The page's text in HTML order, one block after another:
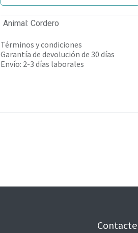
Animal: Cordero
Términos y condiciones
Garantía de devolución de 30 días
Envío: 2-3 días laborales